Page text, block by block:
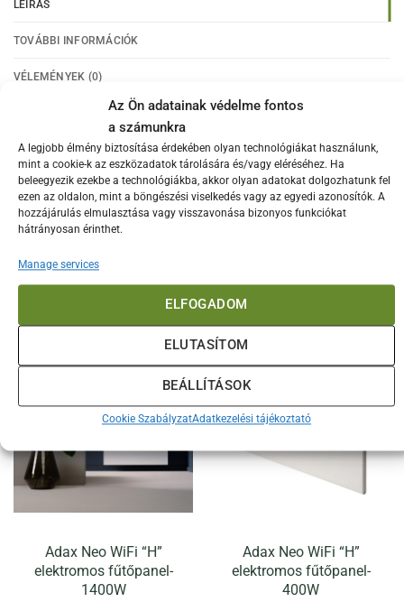
Az Ön adatainak védelme fontos
a számunkra
A legjobb élmény biztosítása érdekében olyan technológiákat használunk,
mint a cookie-k az eszközadatok tárolására és/vagy eléréséhez. Ha
beleegyezik ezekbe a technológiákba, akkor olyan adatokat dolgozhatunk fel
ezen az oldalon, mint a böngészési viselkedés vagy az egyedi azonosítók. A
hozzájárulás elmulasztása vagy visszavonása bizonyos funkciókat
hátrányosan érinthet.
Manage services
ELFOGADOM
ELUTASÍTOM
BEÁLLÍTÁSOK
Cookie SzabályzatAdatkezelési tájékoztató
LEÍRÁS
TOVÁBBI INFORMÁCIÓK
VÉLEMÉNYEK (0)
cipő- és törölközőszárító jól szigetelt,
biztonságos érintésvédelmű megoldás szűk, párás
fürdőszobákba, hiszen a felhajtható rácsozattal helyet
spórolhatunk vele.
Vízlepergető felülete révén alkalmas törölközők szárítására,
de akár a bejárathoz szerelve a vizes bakancsokat is
Teljesítmény: 110 W
Méret
Érdekelhetnek még…
Adax Neo WiFi “H”
elektromos fűtőpanel-
1400W
Adax Neo WiFi “H”
elektromos fűtőpanel-
400W